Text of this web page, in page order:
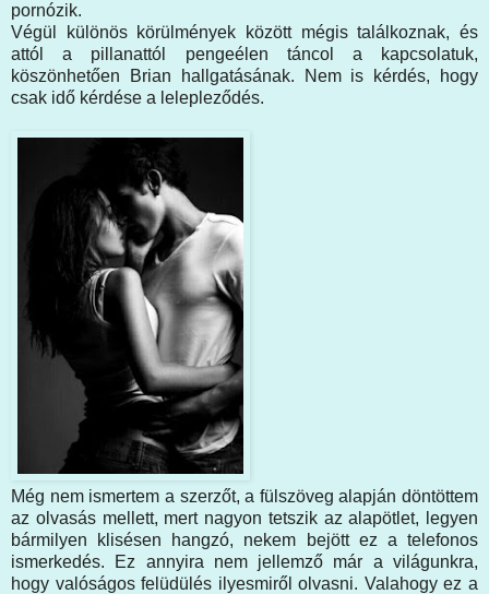
pornózik.
Végül különös körülmények között mégis találkoznak, és
attól a pillanattól pengeélen táncol a kapcsolatuk,
köszönhetően Brian hallgatásának. Nem is kérdés, hogy
csak idő kérdése a lelepleződés.
Még nem ismertem a szerzőt, a fülszöveg alapján döntöttem
az olvasás mellett, mert nagyon tetszik az alapötlet, legyen
bármilyen klisésen hangzó, nekem bejött ez a telefonos
ismerkedés. Ez annyira nem jellemző már a világunkra,
hogy valóságos felüdülés ilyesmiről olvasni. Valahogy ez a